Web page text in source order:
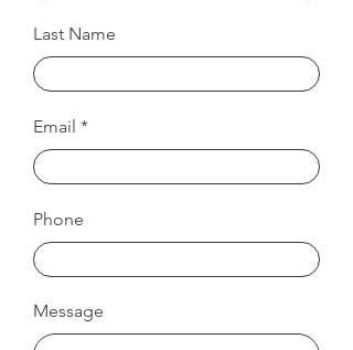
Last Name
Email
Phone
Message